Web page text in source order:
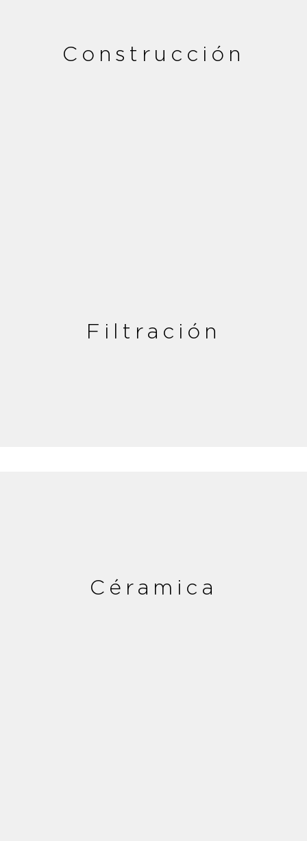
Construcción
Filtración
Céramica